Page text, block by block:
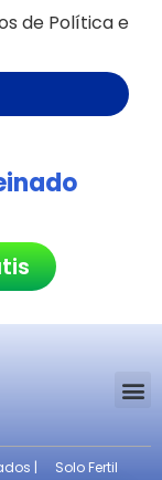
de Política e
|
Solo Fertil